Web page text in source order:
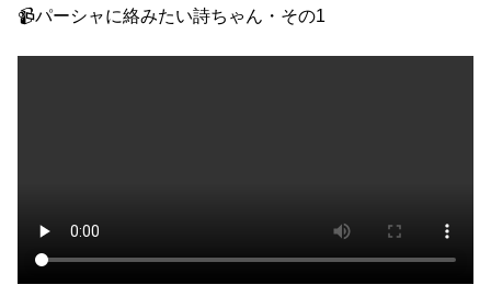
📹パーシャに絡みたい詩ちゃん・その1